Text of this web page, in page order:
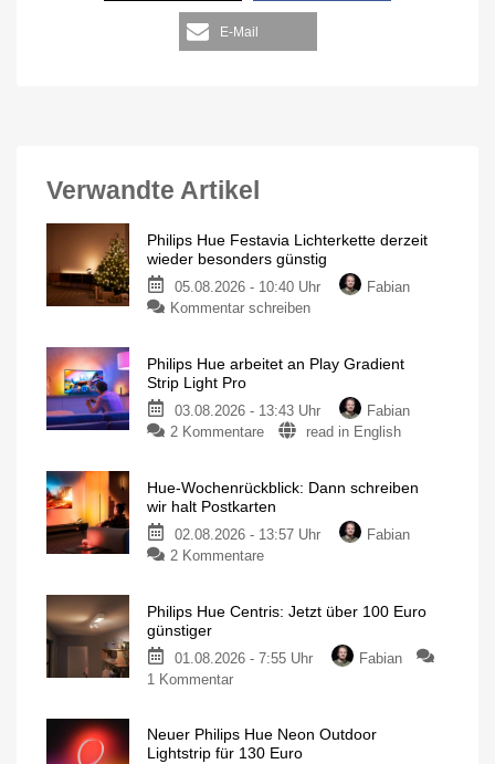
E-Mail
Verwandte Artikel
Philips Hue Festavia Lichterkette derzeit
wieder besonders günstig
05.08.2026 - 10:40 Uhr
Fabian
Kommentar schreiben
Philips Hue arbeitet an Play Gradient
Strip Light Pro
03.08.2026 - 13:43 Uhr
Fabian
2 Kommentare
read in English
Hue-Wochenrückblick: Dann schreiben
wir halt Postkarten
02.08.2026 - 13:57 Uhr
Fabian
2 Kommentare
Philips Hue Centris: Jetzt über 100 Euro
günstiger
01.08.2026 - 7:55 Uhr
Fabian
1 Kommentar
Neuer Philips Hue Neon Outdoor
Lightstrip für 130 Euro